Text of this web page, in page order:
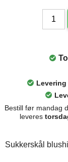
Levering
Bestill før mandag
leveres
Sukkerskål